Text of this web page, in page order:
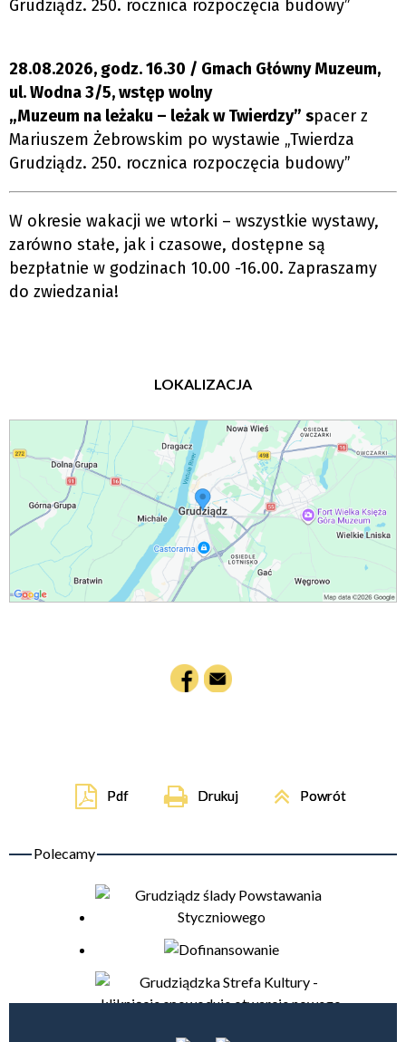
Grudziądz. 250. rocznica rozpoczęcia budowy”
28.08.2026, godz. 16.30 / Gmach Główny Muzeum,
ul. Wodna 3/5, wstęp wolny
„Muzeum na leżaku – leżak w Twierdzy” spacer z
Mariuszem Żebrowskim po wystawie „Twierdza
Grudziądz. 250. rocznica rozpoczęcia budowy”
W okresie wakacji we wtorki – wszystkie wystawy,
zarówno stałe, jak i czasowe, dostępne są
bezpłatnie w godzinach 10.00 -16.00. Zapraszamy
do zwiedzania!
LOKALIZACJA
Pdf Drukuj Powrót